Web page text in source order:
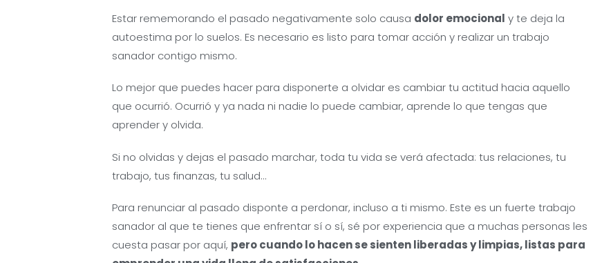
Estar rememorando el pasado negativamente solo causa dolor emocional y te deja la
autoestima por lo suelos. Es necesario es listo para tomar acción y realizar un trabajo
sanador contigo mismo.
Lo mejor que puedes hacer para disponerte a olvidar es cambiar tu actitud hacia aquello
que ocurrió. Ocurrió y ya nada ni nadie lo puede cambiar, aprende lo que tengas que
aprender y olvida.
Si no olvidas y dejas el pasado marchar, toda tu vida se verá afectada: tus relaciones, tu
trabajo, tus finanzas, tu salud…
Para renunciar al pasado disponte a perdonar, incluso a ti mismo. Este es un fuerte trabajo
sanador al que te tienes que enfrentar sí o sí, sé por experiencia que a muchas personas les
cuesta pasar por aquí, pero cuando lo hacen se sienten liberadas y limpias, listas para